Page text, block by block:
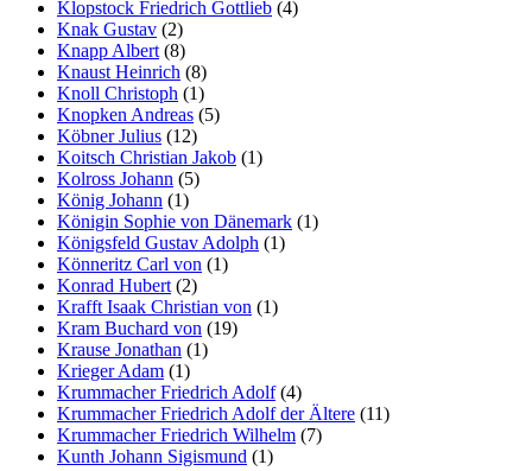
Klopstock Friedrich Gottlieb (4)
Knak Gustav (2)
Knapp Albert (8)
Knaust Heinrich (8)
Knoll Christoph (1)
Knopken Andreas (5)
Köbner Julius (12)
Koitsch Christian Jakob (1)
Kolross Johann (5)
König Johann (1)
Königin Sophie von Dänemark (1)
Königsfeld Gustav Adolph (1)
Könneritz Carl von (1)
Konrad Hubert (2)
Krafft Isaak Christian von (1)
Kram Buchard von (19)
Krause Jonathan (1)
Krieger Adam (1)
Krummacher Friedrich Adolf(4)
Krummacher Friedrich Adolf der Ältere (11)
Krummacher Friedrich Wilhelm (7)
Kunth Johann Sigismund (1)